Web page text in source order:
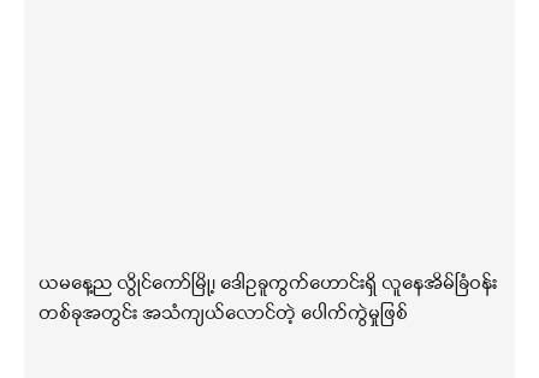
ယမနေ့ည လွိုင်ကော်မြို့၊ ဒေါဥခူကွက်ဟောင်းရှိ လူနေအိမ်ခြံဝန်း
တစ်ခုအတွင်း အသံကျယ်လောင်တဲ့ ပေါက်ကွဲမှုဖြစ်